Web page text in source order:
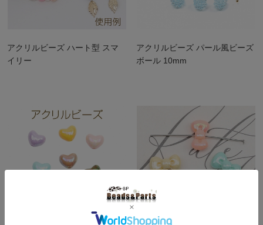
アクリルビーズ ハート型 スマ
イリー
アクリルビーズ パール風ビーズ
ボール 10mm